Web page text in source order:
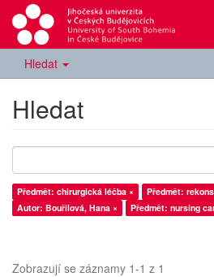
Hledat
Hledat
Předmět: chirurgická léčba ×
Předmět:
Autor: Bouřilová, Hana ×
Předmět: nursing
Zobrazují se záznamy 1-1 z 1